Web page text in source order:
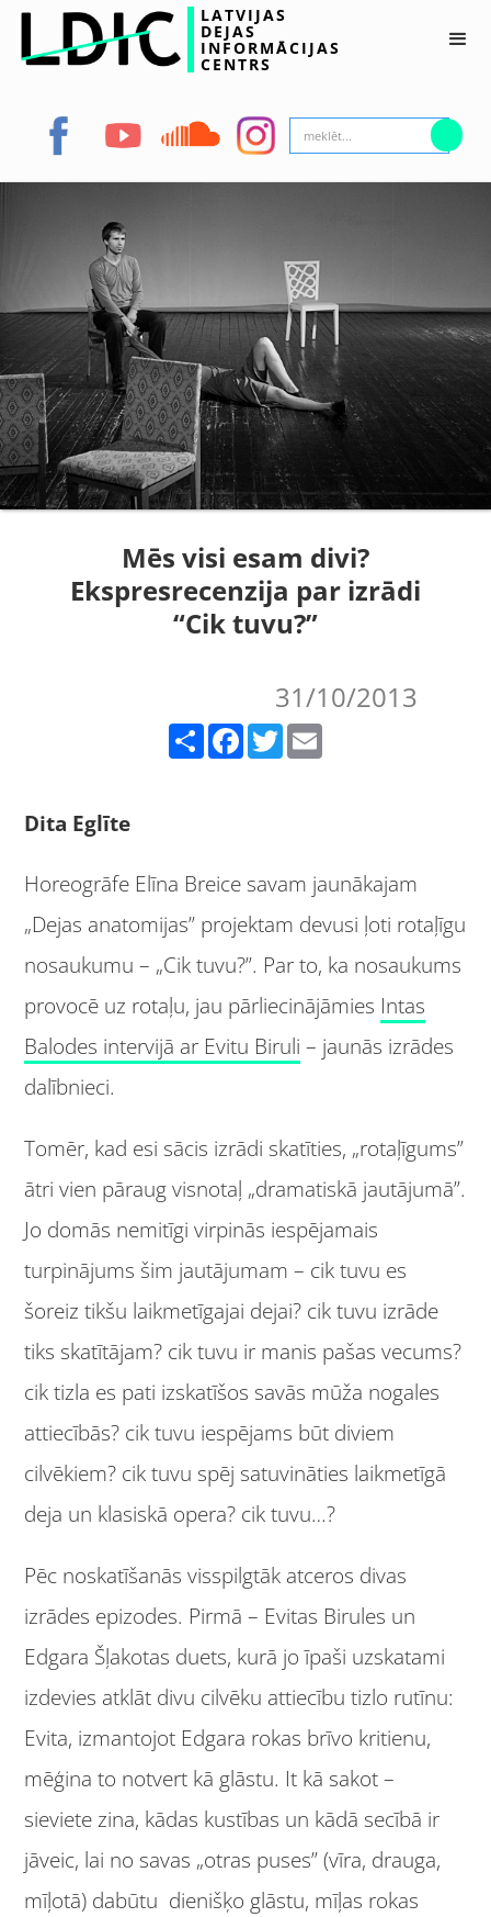
LATVIJAS
DEJAS
INFORMĀCIJAS
CENTRS
Mēs visi esam divi?
Ekspresrecenzija par izrādi
“Cik tuvu?”
31/10/2013
Share Facebook Twitter
Dita Eglīte
Horeogrāfe Elīna Breice savam jaunākajam
„Dejas anatomijas” projektam devusi ļoti rotaļīgu
nosaukumu – „Cik tuvu?”. Par to, ka nosaukums
provocē uz rotaļu, jau pārliecinājāmies Intas
Balodes intervijā ar Evitu Biruli – jaunās izrādes
dalībnieci.
Tomēr, kad esi sācis izrādi skatīties, „rotaļīgums”
ātri vien pāraug visnotaļ „dramatiskā jautājumā”.
Jo domās nemitīgi virpinās iespējamais
turpinājums šim jautājumam – cik tuvu es
šoreiz tikšu laikmetīgajai dejai? cik tuvu izrāde
tiks skatītājam? cik tuvu ir manis pašas vecums?
cik tizla es pati izskatīšos savās mūža nogales
attiecībās? cik tuvu iespējams būt diviem
cilvēkiem? cik tuvu spēj satuvināties laikmetīgā
deja un klasiskā opera? cik tuvu…?
Pēc noskatīšanās visspilgtāk atceros divas
izrādes epizodes. Pirmā – Evitas Birules un
Edgara Šļakotas duets, kurā jo īpaši uzskatami
izdevies atklāt divu cilvēku attiecību tizlo rutīnu:
Evita, izmantojot Edgara rokas brīvo kritienu,
mēģina to notvert kā glāstu. It kā sakot –
sieviete zina, kādas kustības un kādā secībā ir
jāveic, lai no savas „otras puses” (vīra, drauga,
mīļotā) dabūtu dienišķo glāstu, mīļas rokas